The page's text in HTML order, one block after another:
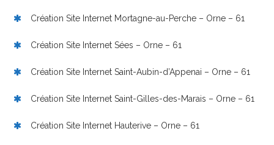
Création Site Internet Mortagne-au-Perche – Orne – 61
Création Site Internet Sées – Orne – 61
Création Site Internet Saint-Aubin-d’Appenai – Orne – 61
Création Site Internet Saint-Gilles-des-Marais – Orne – 61
Création Site Internet Hauterive – Orne – 61